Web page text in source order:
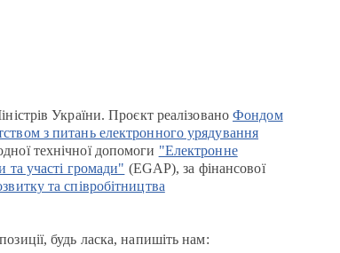
України. Проєкт реалізованоФондом
з питань електронного урядування
технічної допомоги "Електронне
та участі громади" (EGAP), за фінансової
та співробітництва
будь ласка, напишіть нам: